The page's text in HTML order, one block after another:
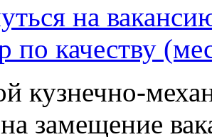
на
по качеству
кузнечно-
замещение